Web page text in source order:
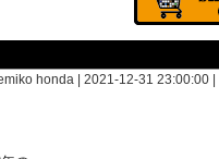
honda | 2021-12-31 23:00:00 |